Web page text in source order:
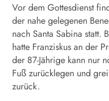
Vor dem Gottesdienst
der nahe gelegenen
nach Santa Sabina statt.
hatte Franziskus an der
der 87-Jährige kann nur
Fuß zurücklegen und
zurück.